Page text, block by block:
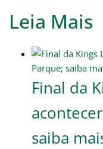
Leia Mais
Final da
saiba